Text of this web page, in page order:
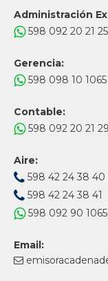
Administración
598 092 20 21 25
Gerencia:
598 098 10 1065
Contable:
598 092 20 21 29
Aire:
598 42 24 38 40
598 42 24 38 41
598 092 90 1065
Email: